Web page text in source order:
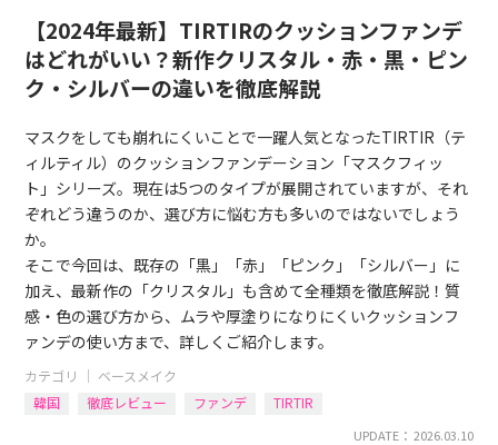
【2024年最新】TIRTIRのクッションファンデ
はどれがいい？新作クリスタル・赤・黒・ピン
ク・シルバーの違いを徹底解説
マスクをしても崩れにくいことで一躍人気となったTIRTIR（テ
ィルティル）のクッションファンデーション「マスクフィッ
ト」シリーズ。現在は5つのタイプが展開されていますが、それ
ぞれどう違うのか、選び方に悩む方も多いのではないでしょう
か。
そこで今回は、既存の「黒」「赤」「ピンク」「シルバー」に
加え、最新作の「クリスタル」も含めて全種類を徹底解説！質
感・色の選び方から、ムラや厚塗りになりにくいクッションフ
ァンデの使い方まで、詳しくご紹介します。
カテゴリ ｜ ベースメイク
韓国
徹底レビュー ファンデ TIRTIR
UPDATE： 2026.03.10